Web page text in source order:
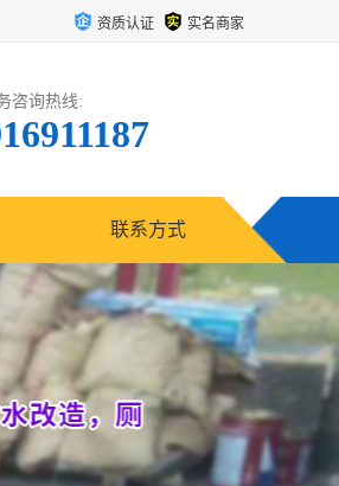
资质认证 实名商家
咨询热线:
联系方式